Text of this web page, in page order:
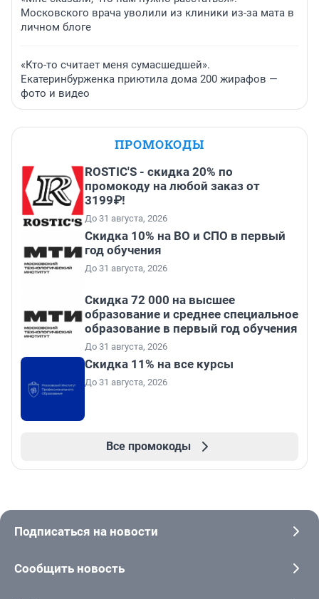
Московского врача уволили из клиники из-за мата в
личном блоге
«Кто-то считает меня сумасшедшей».
Екатеринбурженка приютила дома 200 жирафов —
фото и видео
ПРОМОКОДЫ
ROSTIC'S - скидка 20% по
промокоду на любой заказ от
3199₽!
До 31 августа, 2026
Скидка 10% на ВО и СПО в первый
год обучения
До 31 августа, 2026
Скидка 72 000 на высшее
образование и среднее специальное
образование в первый год обучения
До 31 августа, 2026
Скидка 11% на все курсы
До 31 августа, 2026
Все промокоды
Подписаться на новости
Сообщить новость